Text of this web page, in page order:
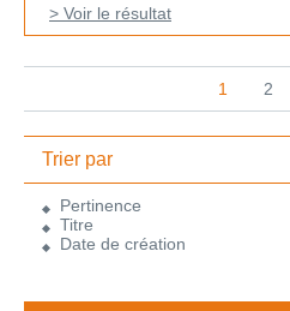
> Voir le résultat
1 2
Trier par
Pertinence
Titre
Date de création